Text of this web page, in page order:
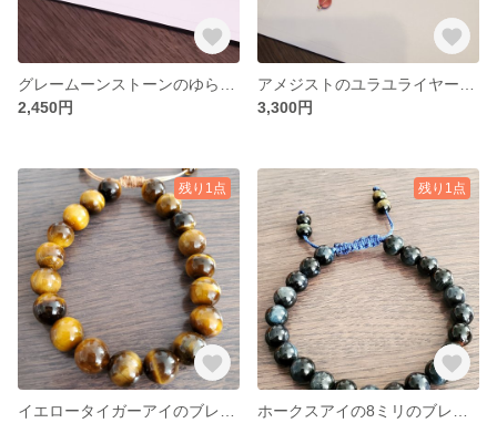
2,450円
3,300円
残り1点 残り1点